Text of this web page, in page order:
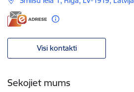
Visi kontakti
Sekojiet mums